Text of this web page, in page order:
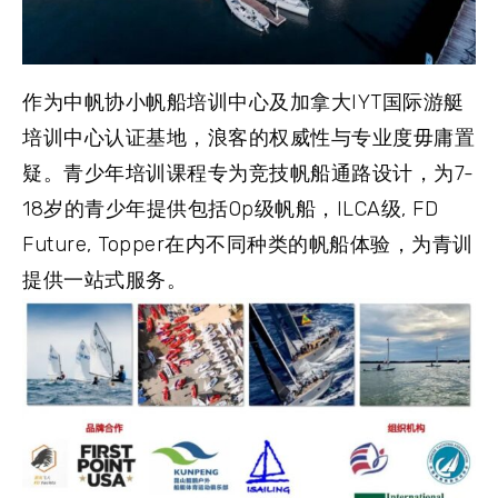
作为中帆协小帆船培训中心及加拿大IYT国际游艇
培训中心认证基地，浪客的权威性与专业度毋庸置
疑。青少年培训课程专为竞技帆船通路设计，为7-
18岁的青少年提供包括Op级帆船，ILCA级, FD
Future, Topper在内不同种类的帆船体验，为青训
提供一站式服务。